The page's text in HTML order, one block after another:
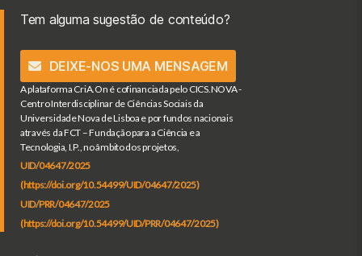
Tem alguma sugestão de conteúdo?
DEIXE-NOS UMA MENSAGEM
A plataforma CriA.On é cofinanciada pelo CICS.NOVA -
Centro Interdisciplinar de Ciências Sociais da
Universidade Nova de Lisboa e por fundos nacionais
através da FCT – Fundação para a Ciência e a
Tecnologia, I.P., no âmbito dos projetos,
UID/04647/2025
(https://doi.org/10.54499/UID/04647/2025)
UID/PRR/04647/2025
(https://doi.org/10.54499/UID/PRR/04647/2025)